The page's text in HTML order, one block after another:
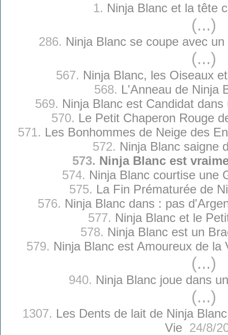
1. Ninja Blanc et la tête
(...)
286. Ninja Blanc se coupe avec
(...)
567. Ninja Blanc, les Oiseaux
568. L'Anneau de Ninja
569. Ninja Blanc est Candidat
570. Le Petit Chaperon Rouge
571. Les Bonhommes de Neige des
572. Ninja Blanc saigne
573. Ninja Blanc est
574. Ninja Blanc courtise une
575. La Fin Prématurée de
576. Ninja Blanc dans : pas
577. Ninja Blanc et le
578. Ninja Blanc est un
579. Ninja Blanc est Amoureux de la
(...)
940. Ninja Blanc joue dans
(...)
1307. Les Dents de lait de Ninja
Vie24/8/